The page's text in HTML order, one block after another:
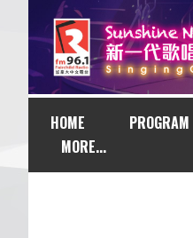
HOME PROGRAM
MORE...